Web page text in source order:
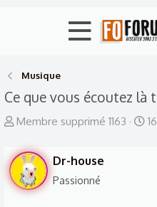
Musique
Ce que vous écoutez là
A
t
e
u
Membre supprimé 1163
D
Dr-house
Passionné